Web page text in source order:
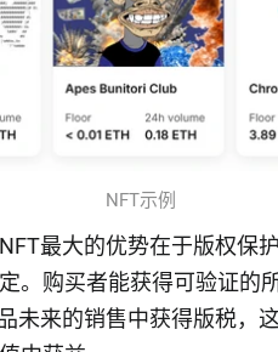
NFT示例
最大的优势在于版权保
。购买者能获得可验证的
未来的销售中获得版税，